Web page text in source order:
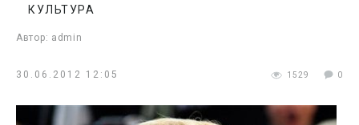
Автор: admin
КУЛЬТУРА
30.06.2012 12:05 1529 0